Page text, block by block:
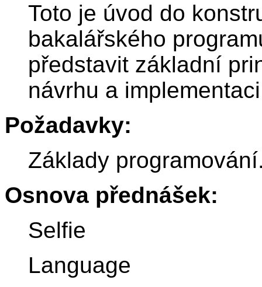
Toto je úvod do
bakalářského
představit základní
návrhu a
Požadavky:
Základy
Osnova přednášek:
Selfie
Language